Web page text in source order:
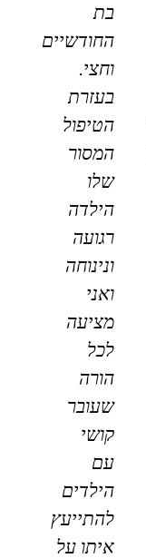
בת
החודשיים
וחצי.
בעזרת
הטיפול
המסור
שלו
הילדה
רגועה
ונינוחה
ואני
מציעה
לכל
הורה
שעובר
קושי
עם
הילדים
להתייעץ
איתו על